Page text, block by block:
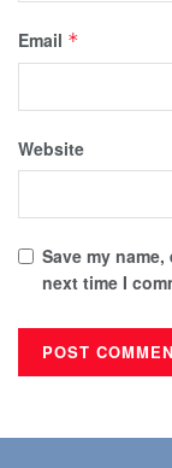
Email *
Website
Save my
next time I